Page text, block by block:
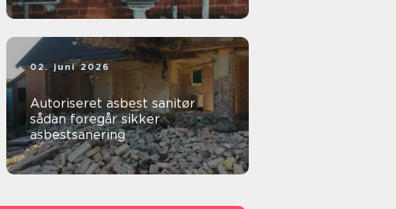
02. juni 2026
Autoriseret asbest sanitør
sådan foregår sikker
asbestsanering